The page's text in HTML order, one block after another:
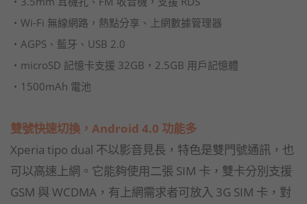
‧Wi-Fi 無線網路，熱點分享、上網數據管理器
‧AGPS、藍牙、USB 2.0
‧microSD 記憶卡支援 32GB，2.5GB 用戶記憶體
‧1500mAh 電池
雙號快速切換，Android 4.0 功能多
Xperia tipo dual 不以影音見長，特色是雙門號通訊，也
可以高速上網。它能夠使用二張 SIM 卡，雙卡分別支援
GSM 與 WCDMA，有上網需求者可放入 3G SIM 卡，對